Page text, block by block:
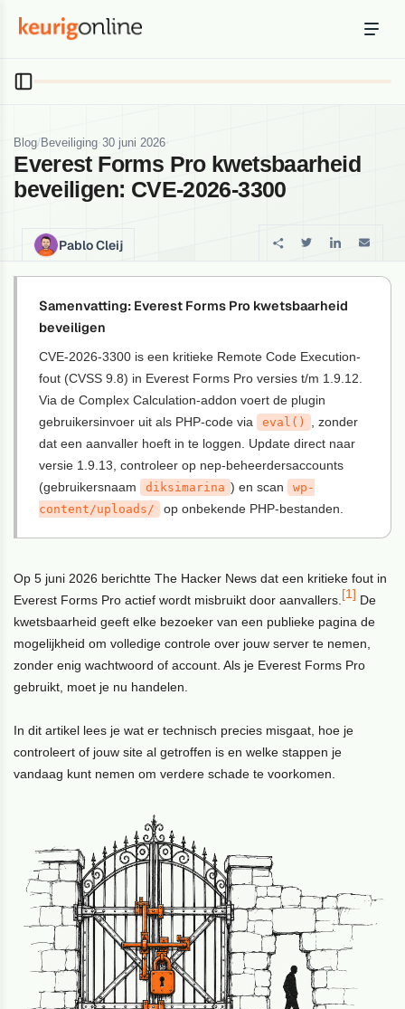
Domeinnaam
Registreer je domein
Support & kennisbank
Blog & tools
Webmail
Je mail bekijken in een online omgeving
Blog/Beveiliging·30 juni 2026·
Everest Forms Pro kwetsbaarheid
beveiligen: CVE-2026-3300
Pablo Cleij
Samenvatting: Everest Forms Pro kwetsbaarheid
beveiligen
CVE-2026-3300 is een kritieke Remote Code Execution-
fout (CVSS 9.8) in Everest Forms Pro versies t/m 1.9.12.
Via de Complex Calculation-addon voert de plugin
gebruikersinvoer uit als PHP-code via
eval()
, zonder
dat een aanvaller hoeft in te loggen. Update direct naar
versie 1.9.13, controleer op nep-beheerdersaccounts
(gebruikersnaam
diksimarina ) en scan
wp-
content/uploads/
op onbekende PHP-bestanden.
Op 5 juni 2026 berichtte The Hacker News dat een kritieke fout in
Everest Forms Pro actief wordt misbruikt door aanvallers. [1] De
kwetsbaarheid geeft elke bezoeker van een publieke pagina de
mogelijkheid om volledige controle over jouw server te nemen,
zonder enig wachtwoord of account. Als je Everest Forms Pro
gebruikt, moet je nu handelen.
In dit artikel lees je wat er technisch precies misgaat, hoe je
controleert of jouw site al getroffen is en welke stappen je
vandaag kunt nemen om verdere schade te voorkomen.